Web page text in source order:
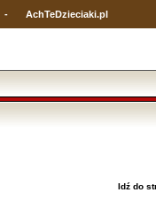
- AchTeDzieciaki.pl
Idź do